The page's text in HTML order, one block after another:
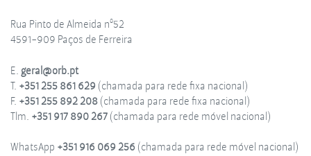
Rua Pinto de Almeida nº52
4591-909 Paços de Ferreira
E. geral@orb.pt
T. +351 255 861 629 (chamada para rede fixa nacional)
F. +351 255 892 208(chamada para rede fixa nacional)
Tlm. +351 917 890 267(chamada para rede móvel nacional)
WhatsApp +351 916 069 256 (chamada para rede móvel nacional)